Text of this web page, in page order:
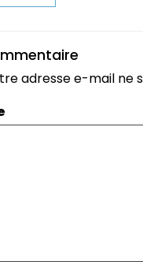
adresse e-mail ne